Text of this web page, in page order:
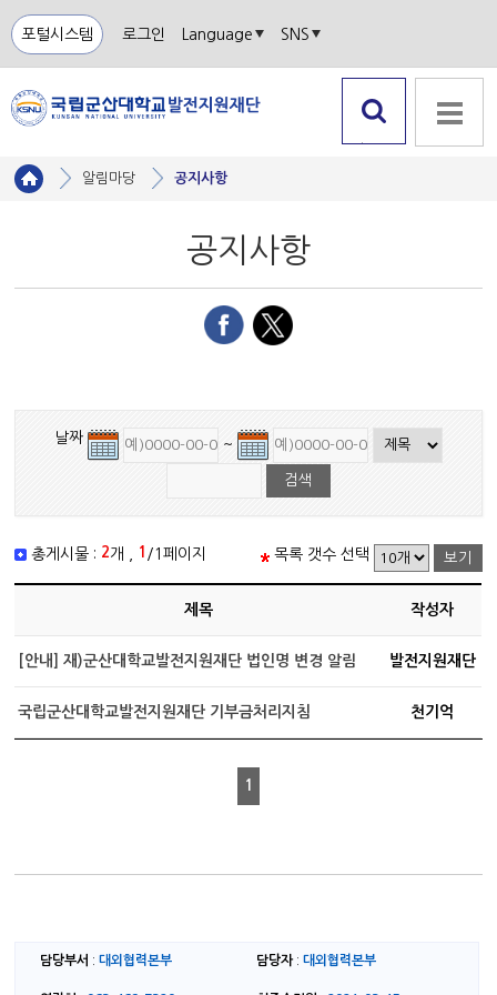
포털시스템 로그인 Language SNS
알림마당 공지사항
공지사항
날짜 ~
총게시물 : 2 1 /1페이지 목록 갯수 선택
제목 작성자
[안내] 재)군산대학교발전지원재단 법인명 변경 알림 발전지원재단
국립군산대학교발전지원재단 기부금처리지침 천기억
1
담당부서 :대외협력본부 담당자: 대외협력본부